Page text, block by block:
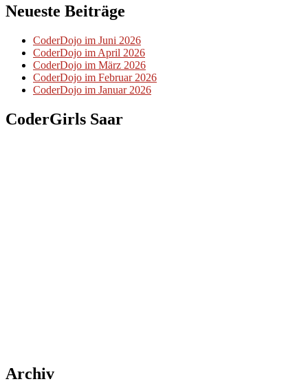
Neueste Beiträge
CoderDojo im Juni 2026
CoderDojo im April 2026
CoderDojo im März 2026
CoderDojo im Februar 2026
CoderDojo im Januar 2026
CoderGirls Saar
Archiv